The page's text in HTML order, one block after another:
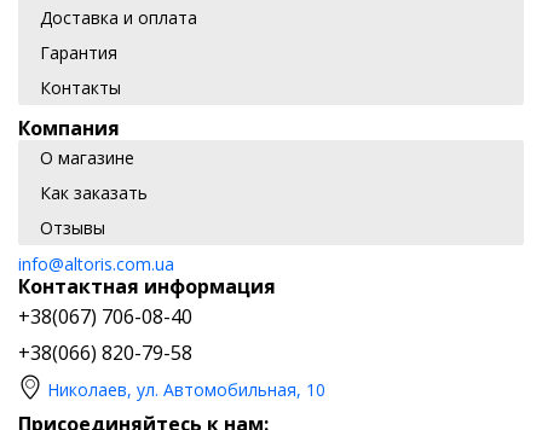
Доставка и оплата
Гарантия
Контакты
Компания
О магазине
Как заказать
Отзывы
info@altoris.com.ua
Контактная информация
+38(067) 706-08-40
+38(066) 820-79-58
Николаев, ул. Автомобильная, 10
Присоединяйтесь к нам: